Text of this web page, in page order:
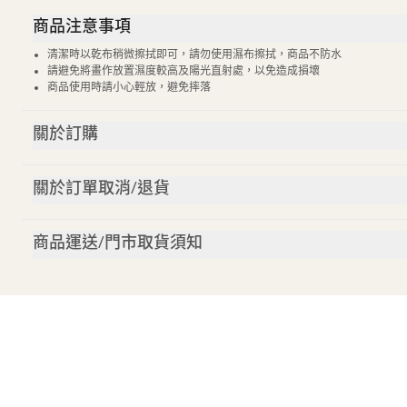
商品注意事項
清潔時以乾布稍微擦拭即可，請勿使用濕布擦拭，商品不防水
請避免將畫作放置濕度較高及陽光直射處，以免造成損壞
商品使用時請小心輕放，避免摔落
關於訂購
關於訂單取消/退貨
商品運送/門市取貨須知